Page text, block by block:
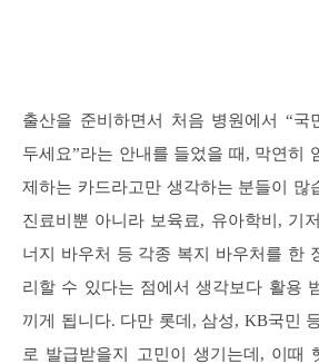
출산을 준비하면서 처음 병원에서 “국
두세요”라는 안내를 들었을 때, 막연히
제하는 카드라고만 생각하는 분들이 많
진료비뿐 아니라 보육료, 유아학비, 기
너지 바우처 등 각종 복지 바우처를 한
리할 수 있다는 점에서 생각보다 활용
끼게 됩니다. 다만 롯데, 삼성, KB국민
로 발급받을지 고민이 생기는데, 이때